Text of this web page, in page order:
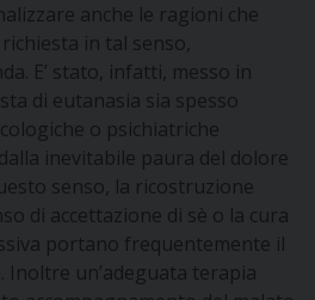
anche le ragioni che
in tal senso,
E’ stato, infatti, messo in
di eutanasia sia spesso
o psichiatriche
inevitabile paura del dolore
senso, la ricostruzione
di accettazione di sè o la cura
portano frequentemente il
Inoltre un’adeguata terapia